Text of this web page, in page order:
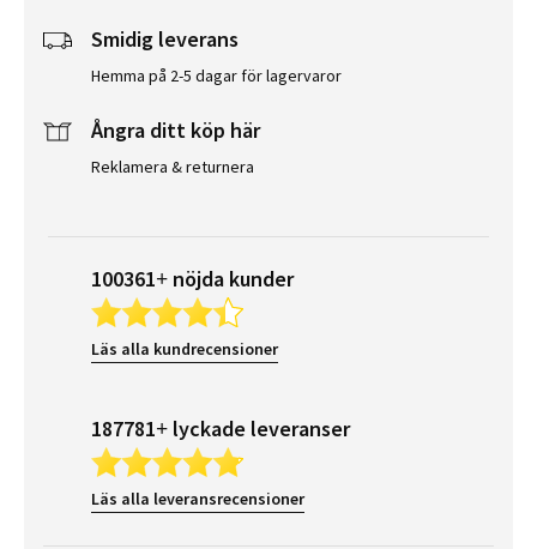
Smidig leverans
Hemma på 2-5 dagar för lagervaror
Ångra ditt köp här
Reklamera & returnera
100361+ nöjda kunder
Läs alla kundrecensioner
187781+ lyckade leveranser
Läs alla leveransrecensioner